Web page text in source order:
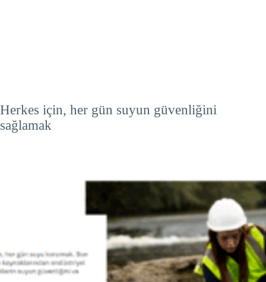
Herkes için, her gün suyun güvenliğini
sağlamak